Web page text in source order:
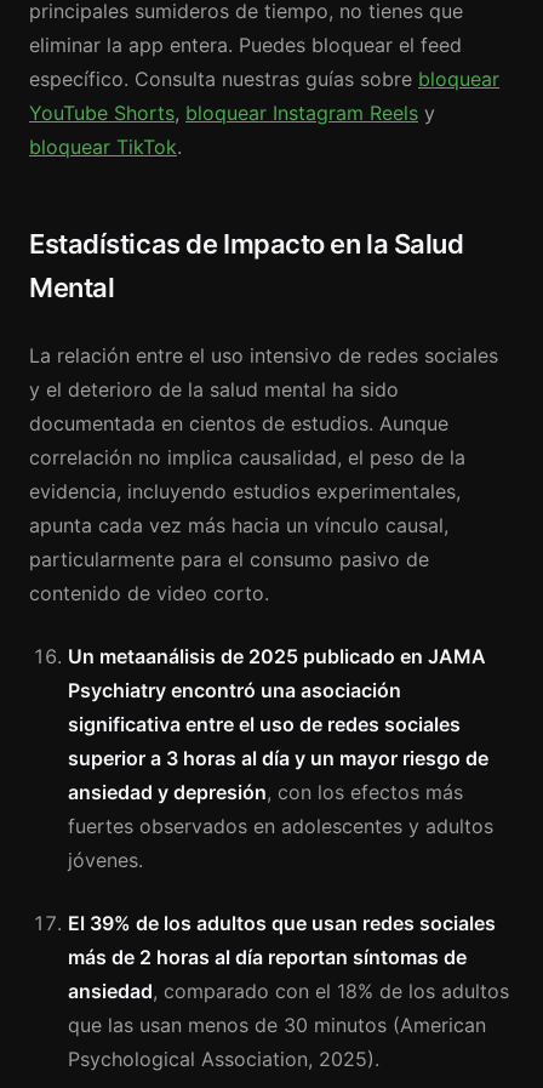
principales sumideros de tiempo, no tienes que
eliminar la app entera. Puedes bloquear el feed
específico. Consulta nuestras guías sobre bloquear
YouTube Shorts, bloquear Instagram Reels y
bloquear TikTok.
Estadísticas de Impacto en la Salud
Mental
La relación entre el uso intensivo de redes sociales
y el deterioro de la salud mental ha sido
documentada en cientos de estudios. Aunque
correlación no implica causalidad, el peso de la
evidencia, incluyendo estudios experimentales,
apunta cada vez más hacia un vínculo causal,
particularmente para el consumo pasivo de
contenido de video corto.
Un metaanálisis de 2025 publicado en JAMA
Psychiatry encontró una asociación
significativa entre el uso de redes sociales
superior a 3 horas al día y un mayor riesgo de
ansiedad y depresión, con los efectos más
fuertes observados en adolescentes y adultos
jóvenes.
El 39% de los adultos que usan redes sociales
más de 2 horas al día reportan síntomas de
ansiedad, comparado con el 18% de los adultos
que las usan menos de 30 minutos (American
Psychological Association, 2025).